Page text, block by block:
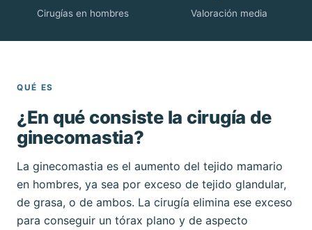
Cirugías en hombres Valoración media
QUÉ ES
¿En qué consiste la cirugía de
ginecomastia?
La ginecomastia es el aumento del tejido mamario
en hombres, ya sea por exceso de tejido glandular,
de grasa, o de ambos. La cirugía elimina ese exceso
para conseguir un tórax plano y de aspecto